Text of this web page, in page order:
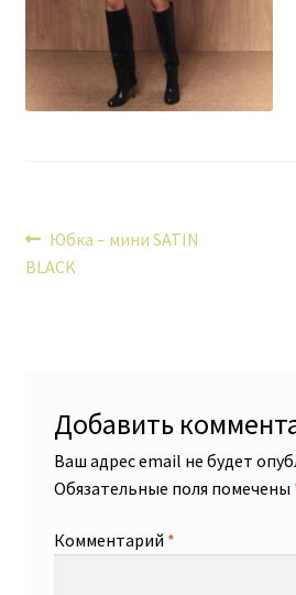
Навигация
по
Предыдущая
запись:
Юбка – мини SATIN
BLACK
Добавить
Ваш адрес email не будет
Обязательные поля помечены
Комментарий *